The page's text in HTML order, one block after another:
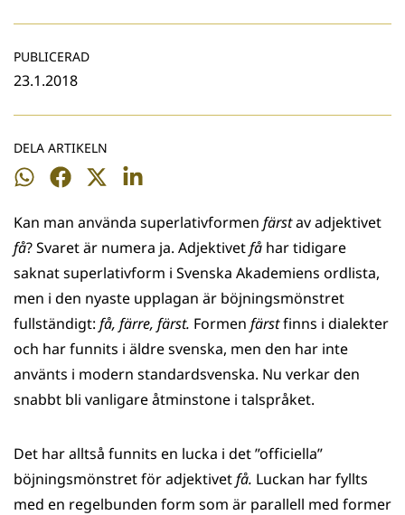
PUBLICERAD
23.1.2018
DELA ARTIKELN
Dela
WhatsApp
Dela
Facebook
Dela
Twitter
Dela
LinkedIn
Kan man använda superlativformen färstav adjektivet
få? Svaret är numera ja. Adjektivetfå har tidigare
saknat superlativform i Svenska Akademiens ordlista,
men i den nyaste upplagan är böjningsmönstret
fullständigt: få, färre, färst. Formen färstfinns i dialekter
och har funnits i äldre svenska, men den har inte
använts i modern standardsvenska. Nu verkar den
snabbt bli vanligare åtminstone i talspråket.
Det har alltså funnits en lucka i det ”officiella”
böjningsmönstret för adjektivetfå. Luckan har fyllts
med en regelbunden form som är parallell med former